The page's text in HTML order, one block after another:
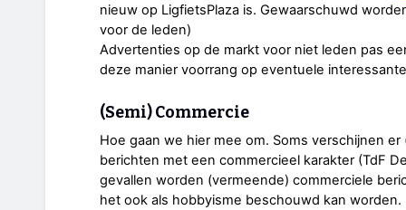
nieuw op LigfietsPlaza is. Gewaarschuwd
voor de leden)
Advertenties op de markt voor niet leden pas
deze manier voorrang op eventuele
(Semi) Commercie
Hoe gaan we hier mee om. Soms verschijnen
berichten met een commercieel karakter (TdF
gevallen worden (vermeende) commerciele
het ook als hobbyisme beschouwd kan worden.